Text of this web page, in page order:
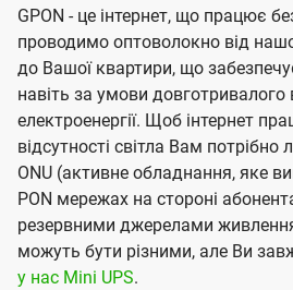
GPON - це інтернет, що працює
проводимо оптоволокно від
до Вашої квартири, що
навіть за умови довготривалого
електроенергії. Щоб інтернет
відсутності світла Вам потрібно
ONU (активне обладнання, яке
PON мережах на стороні
резервними джерелами
можуть бути різними, але Ви
у нас Mini UPS.